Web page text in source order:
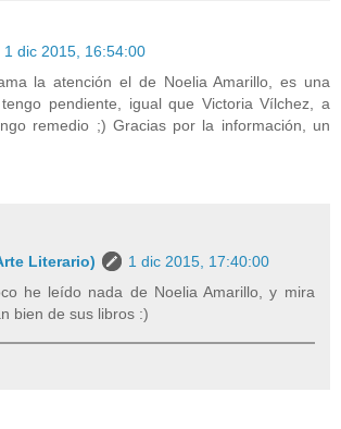
1 dic 2015, 16:54:00
la atención el de Noelia Amarillo, es una
pendiente, igual que Victoria Vílchez, a
remedio ;) Gracias por la información, un
Literario)
1 dic 2015, 17:40:00
he leído nada de Noelia Amarillo, y mira
bien de sus libros :)